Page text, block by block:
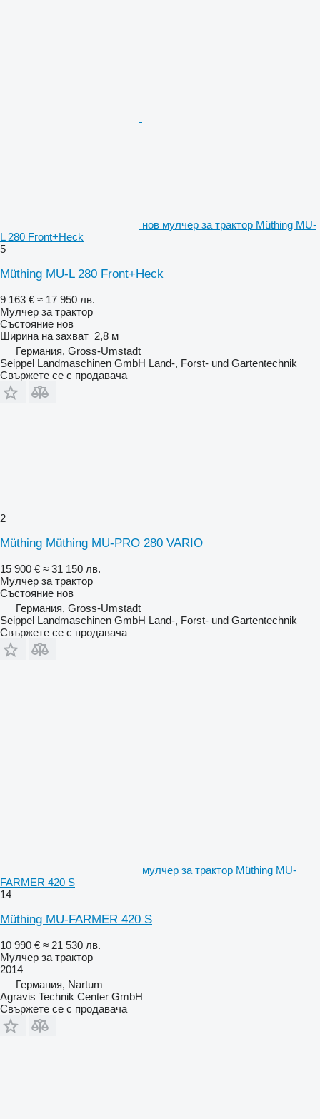
нов мулчер за трактор Müthing MU-
L 280 Front+Heck
5
Müthing MU-L 280 Front+Heck
9 163 € ≈ 17 950 лв.
Мулчер за трактор
Състояние нов
Ширина на захват 2,8 м
Германия, Gross-Umstadt
Seippel Landmaschinen GmbH Land-, Forst- und Gartentechnik
Свържете се с продавача
2
Müthing Müthing MU-PRO 280 VARIO
15 900 € ≈ 31 150 лв.
Мулчер за трактор
Състояние нов
Германия, Gross-Umstadt
Seippel Landmaschinen GmbH Land-, Forst- und Gartentechnik
Свържете се с продавача
мулчер за трактор Müthing MU-
FARMER 420 S
14
Müthing MU-FARMER 420 S
10 990 € ≈ 21 530 лв.
Мулчер за трактор
2014
Германия, Nartum
Agravis Technik Center GmbH
Свържете се с продавача